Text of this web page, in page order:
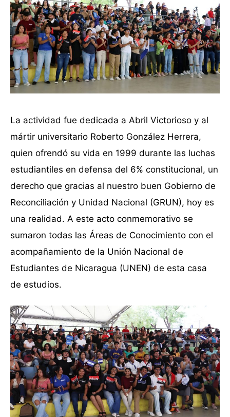
La actividad fue dedicada a Abril Victorioso y al
mártir universitario Roberto González Herrera,
quien ofrendó su vida en 1999 durante las luchas
estudiantiles en defensa del 6% constitucional, un
derecho que gracias al nuestro buen Gobierno de
Reconciliación y Unidad Nacional (GRUN), hoy es
una realidad. A este acto conmemorativo se
sumaron todas las Áreas de Conocimiento con el
acompañamiento de la Unión Nacional de
Estudiantes de Nicaragua (UNEN) de esta casa
de estudios.